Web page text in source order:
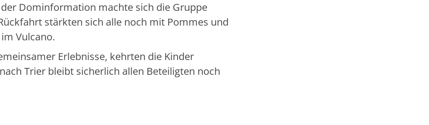
Dominformation machte sich die Gruppe
stärkten sich alle noch mit Pommes und
Vulcano.
Erlebnisse, kehrten die Kinder
Trier bleibt sicherlich allen Beteiligten noch